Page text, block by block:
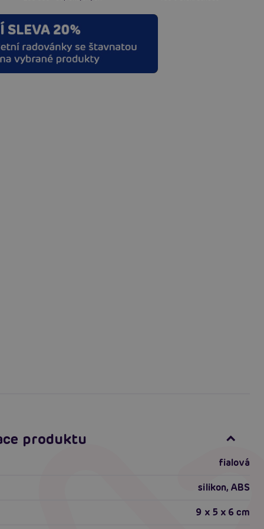
produktu
fialová
silikon, ABS
9 x 5 x 6 cm